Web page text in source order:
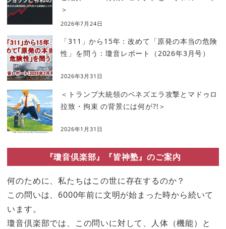
＞
2026年7月24日
「311」から15年：改めて「原発の本当の危険
性」を問う：瓊音レポート（2026年3月号）
2026年3月31日
＜トランプ大統領のベネズエラ攻撃とマドゥロ
拉致・拘束 の背景には何が?!＞
2026年1月31日
『瓊音倶楽部』『皆神塾』のご案内
何のために、私たちはこの世に存在するのか？
この問いは、6000年前に文明が始まった時から続いて
います。
瓊音倶楽部では、この問いに対して、人体（機能）と